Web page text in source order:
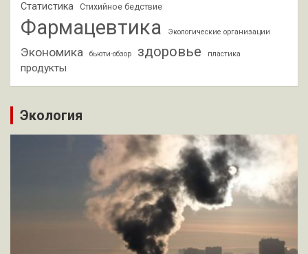
Статистика Стихийное бедствие
Фармацевтика Экологические организации
Экономика бьюти-обзор здоровье пластика
продукты
Экология